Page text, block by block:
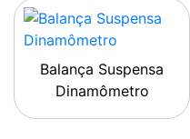
Balança Suspensa
Dinamômetro